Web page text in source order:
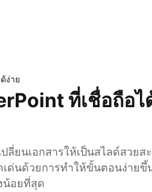
ง่าย
ที่เชื่อถือไ
ลี่ยนเอกสารให้เป็นสไลด์สวยส
ด่นด้วยการทำให้ขั้นตอนง่ายขึ้
น้อยที่สุด